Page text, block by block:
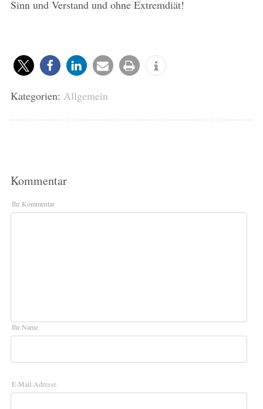
Sinn und Verstand und ohne Extremdiät!
Kategorien: Allgemein
Kommentar
Ihr Kommentar
Ihr Name
E-Mail-Adresse